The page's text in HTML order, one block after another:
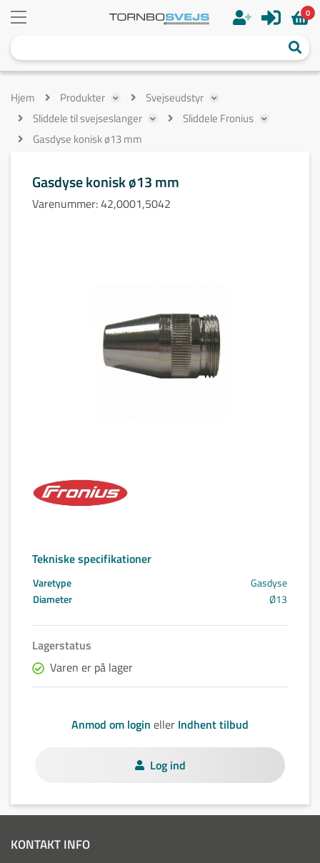
0
Hjem Produkter
Svejseudstyr
Sliddele til svejseslanger
Sliddele Fronius
Gasdyse konisk ø13 mm
Gasdyse konisk ø13 mm
Varenummer:42,0001,5042
Tekniske specifikationer
Varetype
Gasdyse
Diameter
Ø13
Lagerstatus
Varen er på lager
Anmod om login eller Indhent tilbud
Log ind
KONTAKT INFO